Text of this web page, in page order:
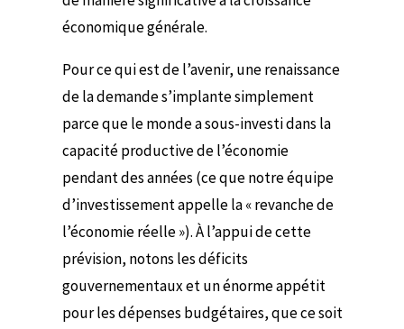
économique générale.
Pour ce qui est de l’avenir, une renaissance
de la demande s’implante simplement
parce que le monde a sous-investi dans la
capacité productive de l’économie
pendant des années (ce que notre équipe
d’investissement appelle la « revanche de
l’économie réelle »). À l’appui de cette
prévision, notons les déficits
gouvernementaux et un énorme appétit
pour les dépenses budgétaires, que ce soit